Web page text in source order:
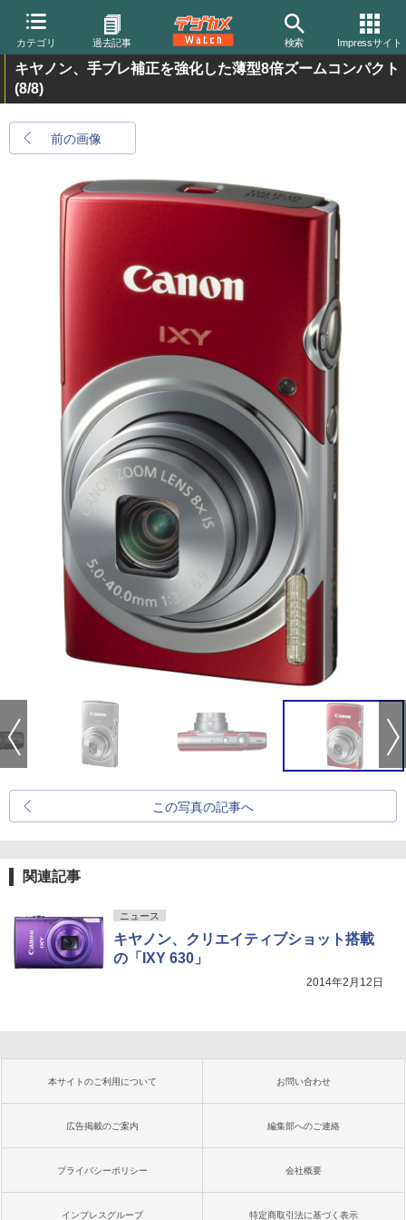
カテゴリ 過去記事 検索 Impressサイト
キヤノン、手ブレ補正を強化した薄型8倍ズームコンパクト
(8/8)
前の画像
この写真の記事へ
関連記事
ニュース
キヤノン、クリエイティブショット搭載
の「IXY 630」
2014年2月12日
本サイトのご利用について お問い合わせ
広告掲載のご案内 編集部へのご連絡
プライバシーポリシー 会社概要
インプレスグループ 特定商取引法に基づく表示